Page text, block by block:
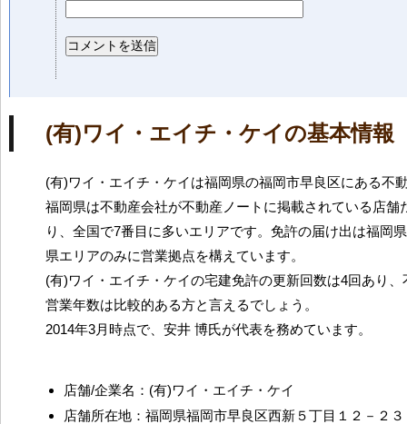
(有)ワイ・エイチ・ケイの基本情報
(有)ワイ・エイチ・ケイは福岡県の福岡市早良区にある不
福岡県は不動産会社が不動産ノートに掲載されている店舗
り、全国で7番目に多いエリアです。免許の届け出は福岡
県エリアのみに営業拠点を構えています。
(有)ワイ・エイチ・ケイの宅建免許の更新回数は4回あり
営業年数は比較的ある方と言えるでしょう。
2014年3月時点で、安井 博氏が代表を務めています。
店舗/企業名：(有)ワイ・エイチ・ケイ
店舗所在地：福岡県福岡市早良区西新５丁目１２－２３